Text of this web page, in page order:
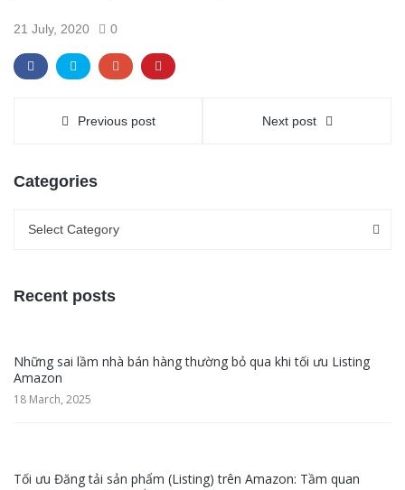
21 July, 2020 0
Previous post Next post
Categories
Select Category
Recent posts
Những sai lầm nhà bán hàng thường bỏ qua khi tối ưu Listing
Amazon
18 March, 2025
Tối ưu Đăng tải sản phẩm (Listing) trên Amazon: Tầm quan